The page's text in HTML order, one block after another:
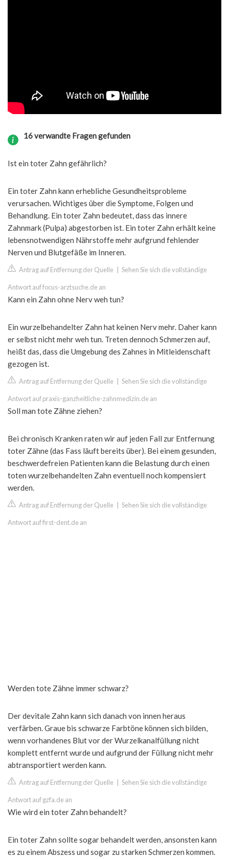
16 verwandte Fragen gefunden
Ist ein toter Zahn gefährlich?
Ein toter Zahn kann erhebliche Gesundheitsprobleme
verursachen. Wichtiges über die Symptome, Folgen und
Behandlung. Ein toter Zahn bedeutet, dass das innere
Zahnmark (Pulpa) abgestorben ist. Ein toter Zahn erhält keine
lebensnotwendigen Nährstoffe mehr aufgrund fehlender
Nerven und Blutgefäße im Inneren.
Antrag auf Entfernung der Quelle Sehen Sie sich die vollständige
Antwort auf focus-arztsuche.de an
Kann ein Zahn ohne Nerv weh tun?
Ein wurzelbehandelter Zahn hat keinen Nerv mehr. Daher kann
er selbst nicht mehr weh tun. Treten dennoch Schmerzen auf,
heißt das, dass die Umgebung des Zahnes in Mitleidenschaft
gezogen ist.
Antrag auf Entfernung der Quelle Sehen Sie sich die vollständige
Antwort auf praxis-ganzheitliche-zahnmedizin.de an
Soll man tote Zähne ziehen?
Bei chronisch Kranken raten wir auf jeden Fall zur Entfernung
toter Zähne (das Fass läuft bereits über). Bei einem gesunden,
beschwerdefreien Patienten kann die Belastung durch einen
toten wurzelbehandelten Zahn eventuell noch kompensiert
werden.
Antrag auf Entfernung der Quelle Sehen Sie sich die vollständige
Antwort auf first-dent.de an
Werden tote Zähne immer schwarz?
Der devitale Zahn kann sich danach von innen heraus
verfärben. Graue bis schwarze Farbtöne können sich bilden,
wenn vorhandenes Blut vor der Wurzelkanalfüllung nicht
komplett entfernt wurde und aufgrund der Füllung nicht mehr
abtransportiert werden kann.
Antrag auf Entfernung der Quelle Sehen Sie sich die vollständige
Antwort auf gzfa.de an
Wie wird ein toter Zahn behandelt?
Ein toter Zahn sollte sogar behandelt werden, ansonsten kann
es zu einem Abszess und sogar zu starken Schmerzen kommen.